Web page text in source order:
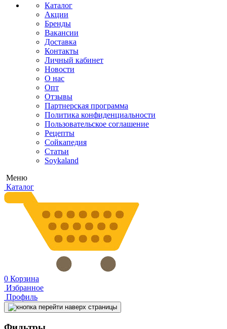
Каталог
Акции
Бренды
Вакансии
Доставка
Контакты
Личный кабинет
Новости
О нас
Опт
Отзывы
Партнерская программа
Политика конфиденциальности
Пользовательское соглашение
Рецепты
Сойкапедия
Статьи
Soykaland
Меню
Каталог
0 Корзина
Избранное
Профиль